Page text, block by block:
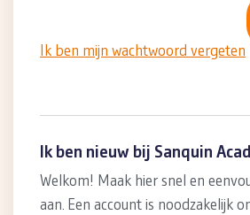
Ik ben mijn wachtwoord vergeten
Ik ben nieuw bij Sanquin
Welkom! Maak hier snel en
aan. Een account is noodzakelijk